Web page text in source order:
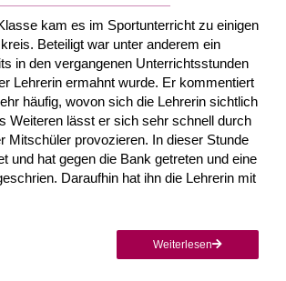
kam es im Sportunterricht zu einigen
Beteiligt war unter anderem ein
in den vergangenen Unterrichtsstunden
Lehrerin ermahnt wurde. Er kommentiert
häufig, wovon sich die Lehrerin sichtlich
Weiteren lässt er sich sehr schnell durch
Mitschüler provozieren. In dieser Stunde
und hat gegen die Bank getreten und eine
Daraufhin hat ihn die Lehrerin mit
Weiterlesen